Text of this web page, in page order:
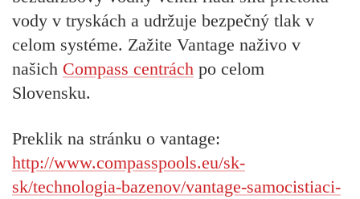
vody v tryskách a udržuje bezpečný tlak v
celom systéme. Zažite Vantage naživo v
našich Compass centrách po celom
Slovensku.
Preklik na stránku o vantage:
http://www.compasspools.eu/sk-
sk/technologia-bazenov/vantage-samocistiaci-